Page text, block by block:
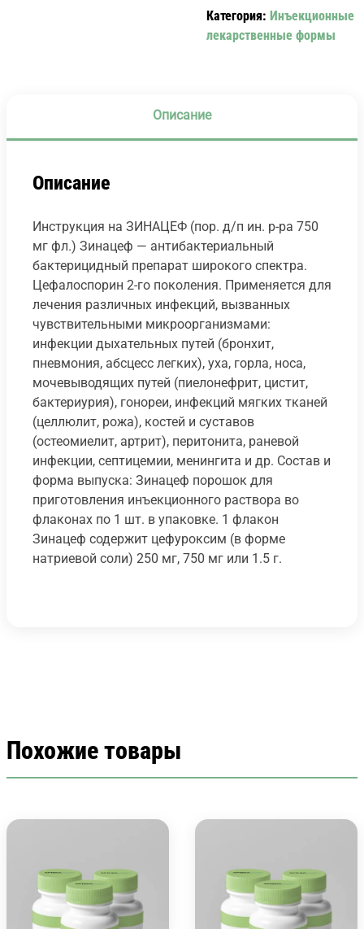
Р-
Категория: Инъекционные
лекарственные формы
Описание
Описание
Инструкция на ЗИНАЦЕФ (пор. д/п ин. р-ра 750
мг фл.) Зинацеф — антибактериальный
бактерицидный препарат широкого спектра.
Цефалоспорин 2-го поколения. Применяется для
лечения различных инфекций, вызванных
чувствительными микроорганизмами:
инфекции дыхательных путей (бронхит,
пневмония, абсцесс легких), уха, горла, носа,
мочевыводящих путей (пиелонефрит, цистит,
бактериурия), гонореи, инфекций мягких тканей
(целлюлит, рожа), костей и суставов
(остеомиелит, артрит), перитонита, раневой
инфекции, септицемии, менингита и др. Состав и
форма выпуска: Зинацеф порошок для
приготовления инъекционного раствора во
флаконах по 1 шт. в упаковке. 1 флакон
Зинацеф содержит цефуроксим (в форме
натриевой соли) 250 мг, 750 мг или 1.5 г.
Похожие товары